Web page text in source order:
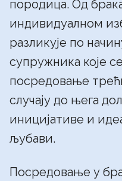
породица. Од
индивидуалном
разликује по
супружника које
посредовање
случају до њега
иницијативе и
љубави.
Посредовање у